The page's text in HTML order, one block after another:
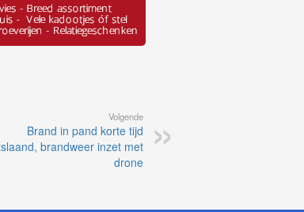
Volgende
Brand in pand korte tijd
brandweer inzet met
drone